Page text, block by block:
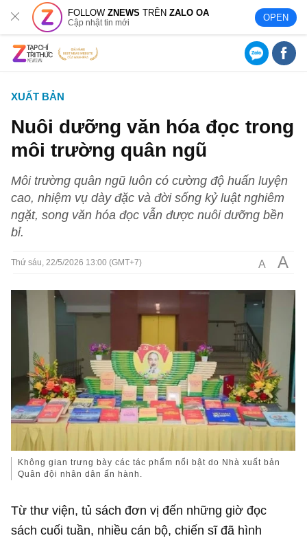
FOLLOWZNEWS TRÊNZALO OA
Cập nhật tin mới OPEN
XUẤT BẢN
Nuôi dưỡng văn hóa đọc trong
môi trường quân ngũ
Môi trường quân ngũ luôn có cường độ huấn luyện
cao, nhiệm vụ dày đặc và đời sống kỷ luật nghiêm
ngặt, song văn hóa đọc vẫn được nuôi dưỡng bền
bỉ.
Thứ sáu, 22/5/2026 13:00 (GMT+7) A A
Không gian trưng bày các tác phẩm nổi bật do Nhà xuất bản
Quân đội nhân dân ấn hành.
Từ thư viện, tủ sách đơn vị đến những giờ đọc
sách cuối tuần, nhiều cán bộ, chiến sĩ đã hình